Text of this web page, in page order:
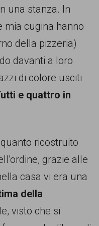
una stanza. In
mia cugina hanno
della pizzeria)
davanti a loro
di colore usciti
e quattro in
ricostruito
grazie alle
casa vi era una
della
visto che si